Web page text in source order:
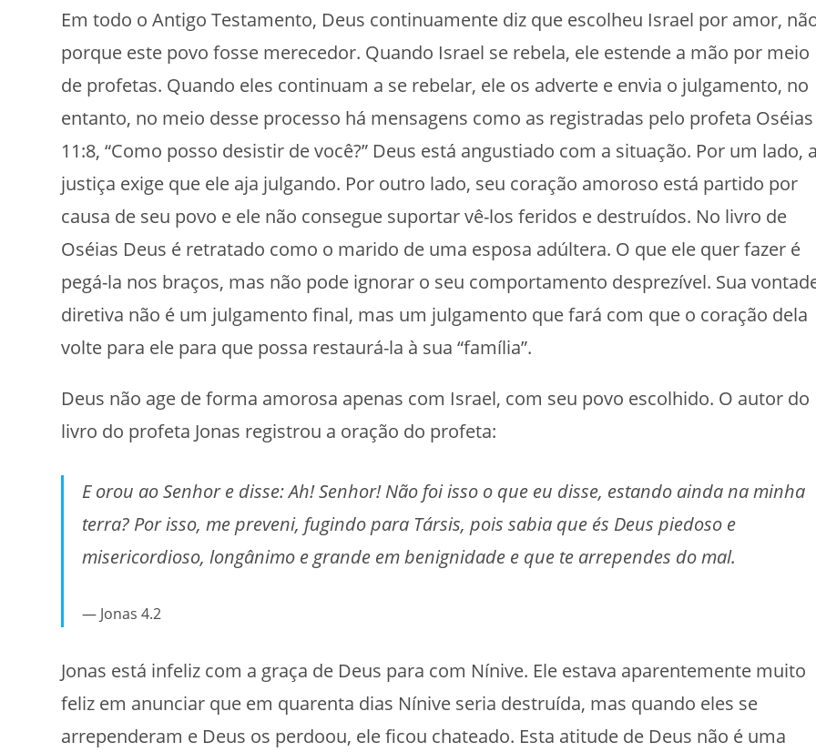
Em todo o Antigo Testamento, Deus continuamente diz que escolheu Israel por amor,
porque este povo fosse merecedor. Quando Israel se rebela, ele estende a mão por meio
de profetas. Quando eles continuam a se rebelar, ele os adverte e envia o julgamento, no
entanto, no meio desse processo há mensagens como as registradas pelo profeta Oséias
11:8, “Como posso desistir de você?” Deus está angustiado com a situação. Por um lado,
justiça exige que ele aja julgando. Por outro lado, seu coração amoroso está partido por
causa de seu povo e ele não consegue suportar vê-los feridos e destruídos. No livro de
Oséias Deus é retratado como o marido de uma esposa adúltera. O que ele quer fazer é
pegá-la nos braços, mas não pode ignorar o seu comportamento desprezível. Sua
diretiva não é um julgamento final, mas um julgamento que fará com que o coração dela
volte para ele para que possa restaurá-la à sua “família”.
Deus não age de forma amorosa apenas com Israel, com seu povo escolhido. O autor do
livro do profeta Jonas registrou a oração do profeta:
E orou ao Senhor e disse: Ah! Senhor! Não foi isso o que eu disse, estando ainda na minha
terra? Por isso, me preveni, fugindo para Társis, pois sabia que és Deus piedoso e
misericordioso, longânimo e grande em benignidade e que te arrependes do mal.
Jonas 4.2
Jonas está infeliz com a graça de Deus para com Nínive. Ele estava aparentemente muito
feliz em anunciar que em quarenta dias Nínive seria destruída, mas quando eles se
arrependeram e Deus os perdoou, ele ficou chateado. Esta atitude de Deus não é uma